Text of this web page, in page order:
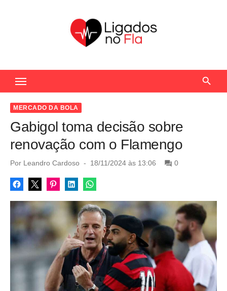
c
MERCADO DA BOLA
Gabigol toma decisão sobre
renovação com o Flamengo
Por Leandro Cardoso
P
s
t
d
o
n
18/11/2024 às 13:06 0